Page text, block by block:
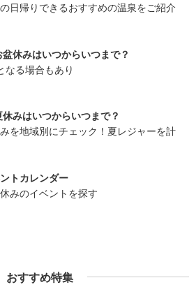
日帰りできるおすすめの温泉をご紹介
休みはいつからいつまで？
なる場合もあり
みはいつからいつまで？
を地域別にチェック！夏レジャーを計
トカレンダー
みのイベントを探す
おすすめ特集